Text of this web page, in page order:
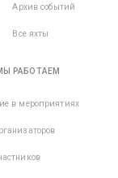
Архив событий
Все яхты
РАБОТАЕМ
в мероприятиях